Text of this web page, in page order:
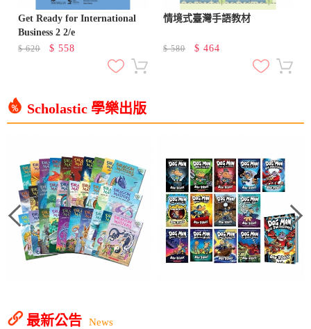
Get Ready for International
Business 2 2/e
$620 $ 558
情境式臺灣手語教材
$580 $ 464
Scholastic 學樂出版
最新公告 News